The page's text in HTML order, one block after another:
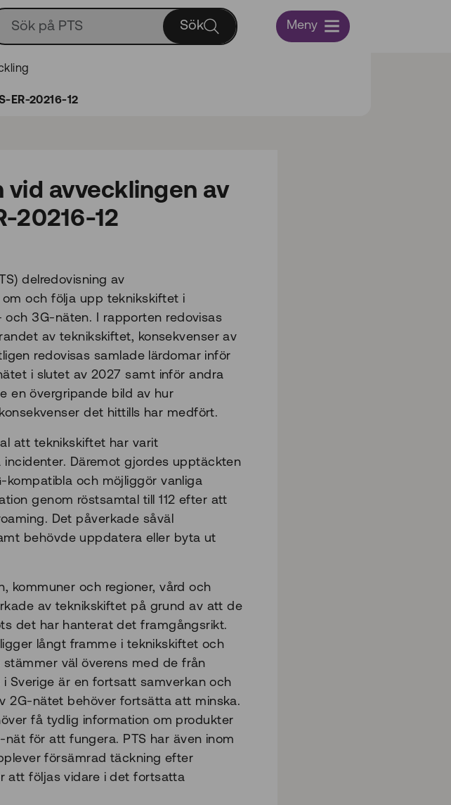
Sök Meny
ER-20216-12
avvecklingen av
20216-12
delredovisning av
och följa upp teknikskiftet i
och 3G-näten. I rapporten redovisas
av teknikskiftet, konsekvenser av
redovisas samlade lärdomar inför
i slutet av 2027 samt inför andra
en övergripande bild av hur
det hittills har medfört.
att teknikskiftet har varit
Däremot gjordes upptäckten
kompatibla och möjliggör vanliga
genom röstsamtal till 112 efter att
Det påverkade såväl
behövde uppdatera eller byta ut
kommuner och regioner, vård och
av teknikskiftet på grund av att de
det har hanterat det framgångsrikt.
långt framme i teknikskiftet och
väl överens med de från
Sverige är en fortsatt samverkan och
2G-nätet behöver fortsätta att minska.
få tydlig information om produkter
nät för att fungera. PTS har även inom
försämrad täckning efter
att följas vidare i det fortsatta